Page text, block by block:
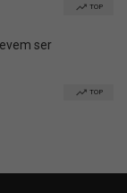
TOP
ser
TOP